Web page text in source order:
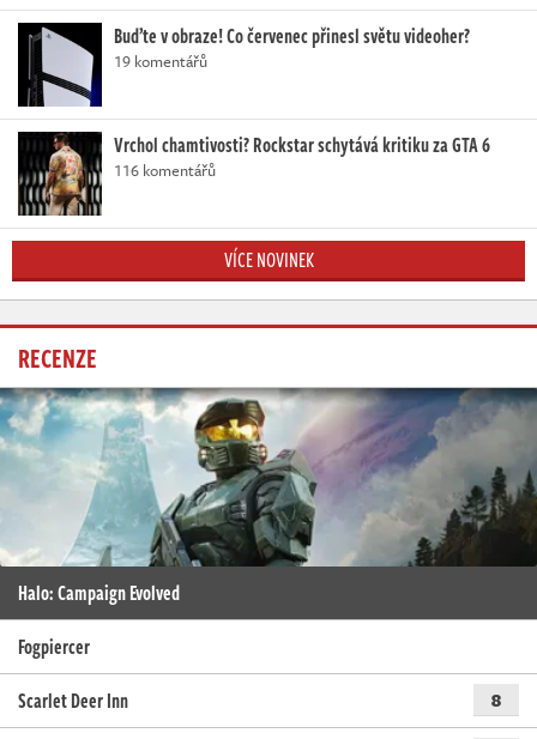
Buďte v obraze! Co červenec přinesl světu videoher?
19 komentářů
Vrchol chamtivosti? Rockstar schytává kritiku za GTA 6
116 komentářů
VÍCE NOVINEK
RECENZE
Halo: Campaign Evolved
Fogpiercer
Scarlet Deer Inn
8